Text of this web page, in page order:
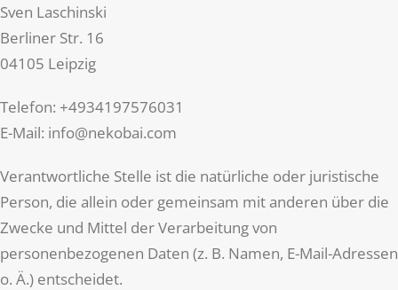
Sven Laschinski
Berliner Str. 16
04105 Leipzig
Telefon: +4934197576031
E-Mail: info@nekobai.com
Verantwortliche Stelle ist die natürliche oder juristische
Person, die allein oder gemeinsam mit anderen über die
Zwecke und Mittel der Verarbeitung von
personenbezogenen Daten (z. B. Namen, E-Mail-Adressen
o. Ä.) entscheidet.